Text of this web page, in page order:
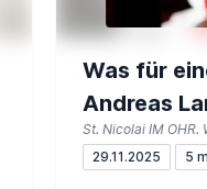
Was für
Andreas
Schreiber,
Nicolai,
29.11.2025
5